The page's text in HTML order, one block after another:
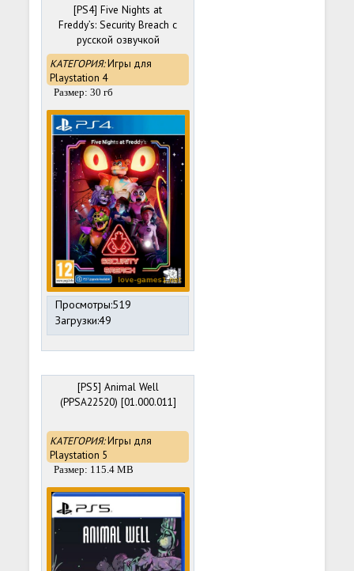
[PS4] Five Nights at
Freddy’s: Security Breach с
русской озвучкой
(CUSA24172) [1.00]
КАТЕГОРИЯ:Игры для
Playstation 4
Размер: 30 гб
Просмотры:519
Загрузки:49
[PS5] Animal Well
(PPSA22520) [01.000.011]
КАТЕГОРИЯ:Игры для
Playstation 5
Размер: 115.4 MB